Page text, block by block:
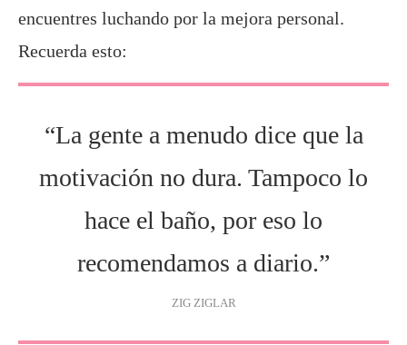
encuentres luchando por la mejora personal.
Recuerda esto:
“La gente a menudo dice que la
motivación no dura. Tampoco lo
hace el baño, por eso lo
recomendamos a diario.”
ZIG ZIGLAR